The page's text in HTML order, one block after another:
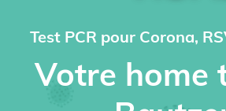
Test PCR pour Corona,
Votre home